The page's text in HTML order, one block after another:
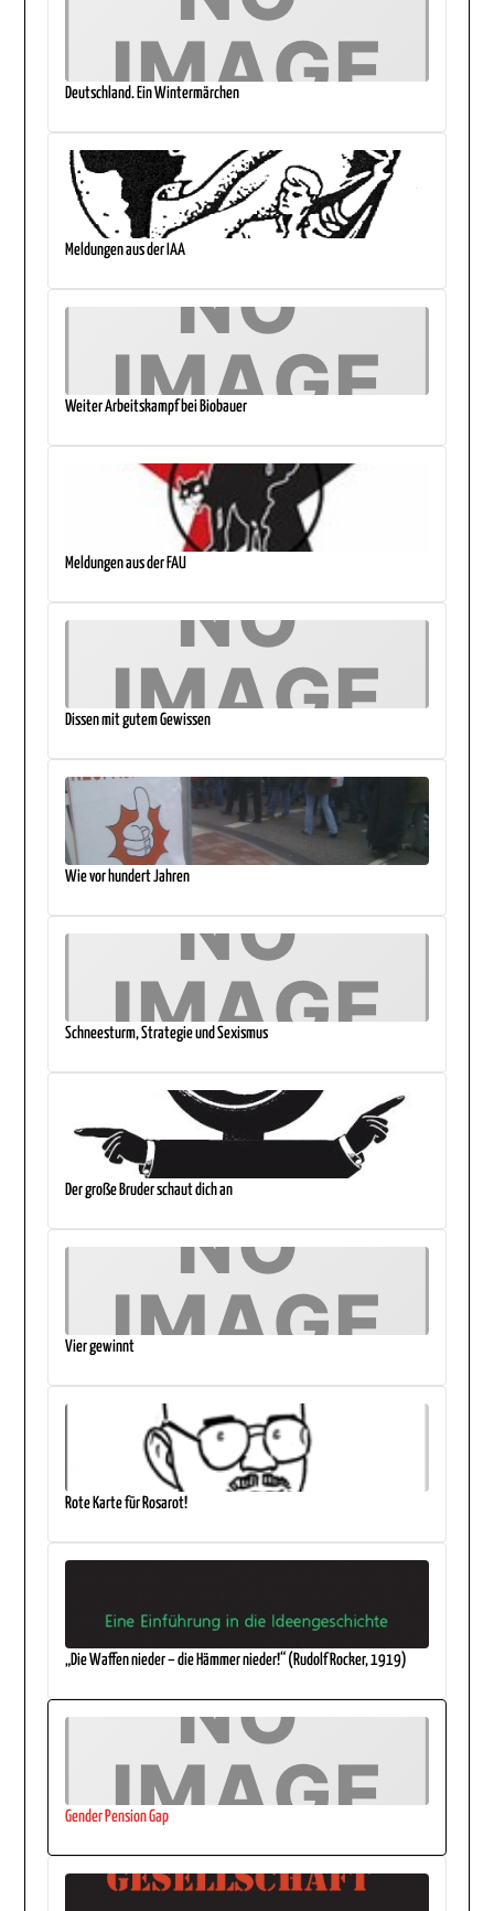
Deutschland. Ein Wintermärchen
Meldungen aus der IAA
Weiter Arbeitskampf bei Biobauer
Meldungen aus der FAU
Dissen mit gutem Gewissen
Wie vor hundert Jahren
Schneesturm, Strategie und Sexismus
Der große Bruder schaut dich an
Vier gewinnt
Rote Karte für Rosarot!
„Die Waffen nieder – die Hämmer nieder!“ (Rudolf Rocker, 1919)
Gender Pension Gap